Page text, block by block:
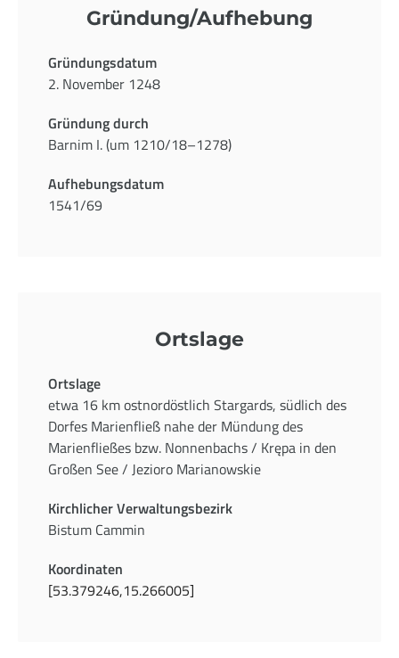
Gründung/Aufhebung
Gründungsdatum
2. November 1248
Gründung durch
Barnim I. (um 1210/18–1278)
Aufhebungsdatum
1541/69
Ortslage
Ortslage
etwa 16 km ostnordöstlich Stargards, südlich des
Dorfes Marienfließ nahe der Mündung des
Marienfließes bzw. Nonnenbachs / Krępa in den
Großen See / Jezioro Marianowskie
Kirchlicher Verwaltungsbezirk
Bistum Cammin
Koordinaten
[53.379246,15.266005]